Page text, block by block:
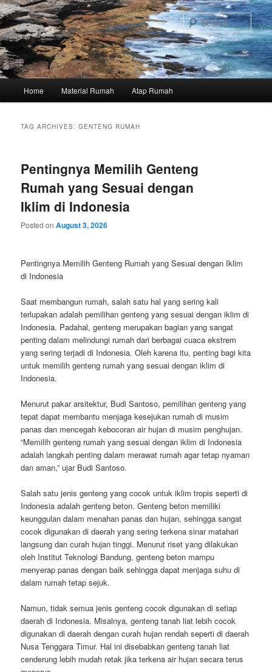
Skip
to
primary
content
Skip
to
secondary
content
Home Material Rumah Atap Rumah
TAG ARCHIVES:GENTENG RUMAH
Pentingnya Memilih Genteng
Rumah yang Sesuai dengan
Iklim di Indonesia
Posted onAugust 3, 2026
Pentingnya Memilih Genteng Rumah yang Sesuai dengan Iklim
di Indonesia
Saat membangun rumah, salah satu hal yang sering kali
terlupakan adalah pemilihan genteng yang sesuai dengan iklim di
Indonesia. Padahal, genteng merupakan bagian yang sangat
penting dalam melindungi rumah dari berbagai cuaca ekstrem
yang sering terjadi di Indonesia. Oleh karena itu, penting bagi kita
untuk memilih genteng rumah yang sesuai dengan iklim di
Indonesia.
Menurut pakar arsitektur, Budi Santoso, pemilihan genteng yang
tepat dapat membantu menjaga kesejukan rumah di musim
panas dan mencegah kebocoran air hujan di musim penghujan.
“Memilih genteng rumah yang sesuai dengan iklim di Indonesia
adalah langkah penting dalam merawat rumah agar tetap nyaman
dan aman,” ujar Budi Santoso.
Salah satu jenis genteng yang cocok untuk iklim tropis seperti di
Indonesia adalah genteng beton. Genteng beton memiliki
keunggulan dalam menahan panas dan hujan, sehingga sangat
cocok digunakan di daerah yang sering terkena sinar matahari
langsung dan curah hujan tinggi. Menurut riset yang dilakukan
oleh Institut Teknologi Bandung, genteng beton mampu
menyerap panas dengan baik sehingga dapat menjaga suhu di
dalam rumah tetap sejuk.
Namun, tidak semua jenis genteng cocok digunakan di setiap
daerah di Indonesia. Misalnya, genteng tanah liat lebih cocok
digunakan di daerah dengan curah hujan rendah seperti di daerah
Nusa Tenggara Timur. Hal ini disebabkan genteng tanah liat
cenderung lebih mudah retak jika terkena air hujan secara terus